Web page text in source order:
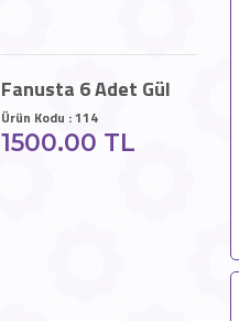
Fanusta 6 Adet Gül
Ürün Kodu : 114
1500.00 TL